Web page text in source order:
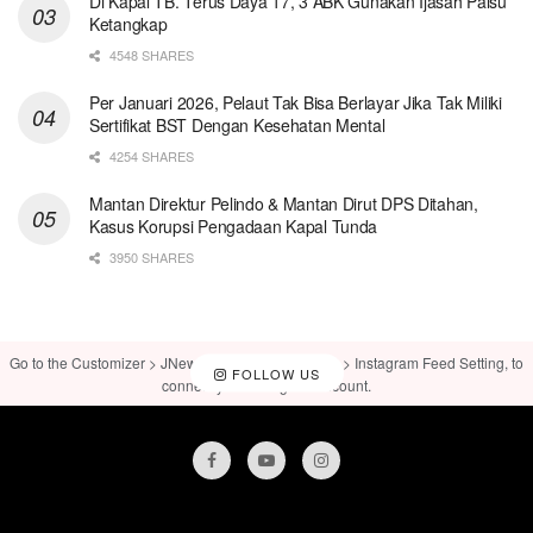
Ketangkap
4548 SHARES
Per Januari 2026, Pelaut Tak Bisa Berlayar Jika Tak Miliki
Sertifikat BST Dengan Kesehatan Mental
4254 SHARES
Mantan Direktur Pelindo & Mantan Dirut DPS Ditahan,
Kasus Korupsi Pengadaan Kapal Tunda
3950 SHARES
FOLLOW US
Go to the Customizer > JNews : Social, Like & View > Instagram Feed Setting, to
connect your Instagram account.